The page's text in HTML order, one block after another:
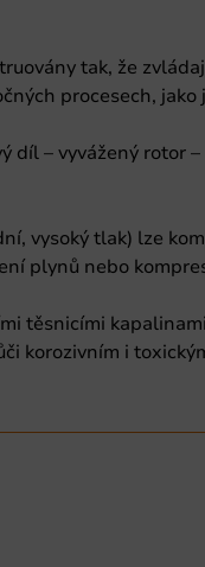
tak, že
procesech,
díl – vyvážený rotor
vysoký tlak) lze
plynů nebo
těsnicími
korozivním i